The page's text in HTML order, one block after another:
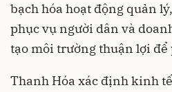
bạch hóa hoạt động quản
phục vụ người dân và
tạo môi trường thuận lợi
Thanh Hóa xác định kinh